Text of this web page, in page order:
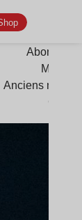
Shop
Anciens